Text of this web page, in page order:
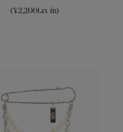
(¥2,200tax in)